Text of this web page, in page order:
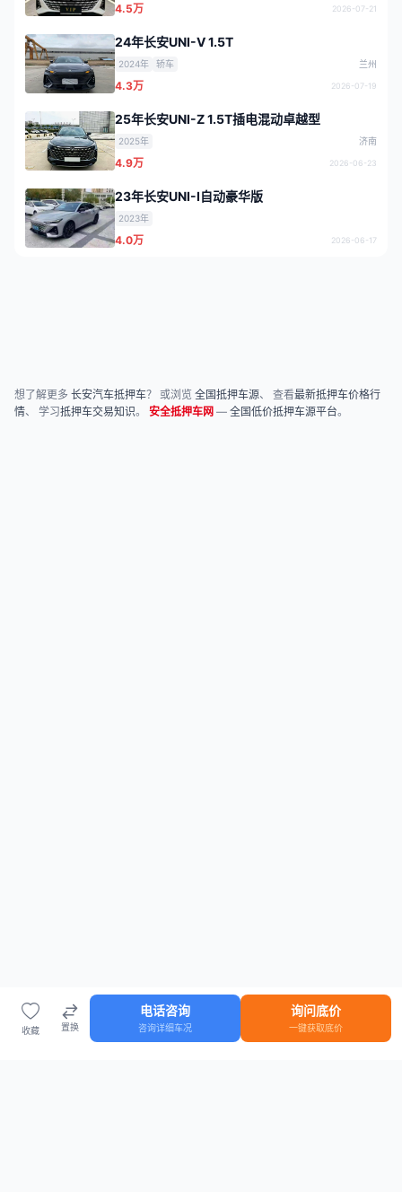
4.5万 2026-07-21
24年长安UNI-V 1.5T
2024年 轿车 兰州
4.3万 2026-07-19
25年长安UNI-Z 1.5T插电混动卓越型
2025年 济南
4.9万 2026-06-23
23年长安UNI-I自动豪华版
2023年
4.0万 2026-06-17
收藏 置换
电话咨询
咨询详细车况
询问底价
一键获取底价
想了解更多 长安汽车抵押车？ 或浏览 全国抵押车源、 查看最新抵押车价格行
情、 学习抵押车交易知识。 安全抵押车网 — 全国低价抵押车源平台。
车源 知识 登录